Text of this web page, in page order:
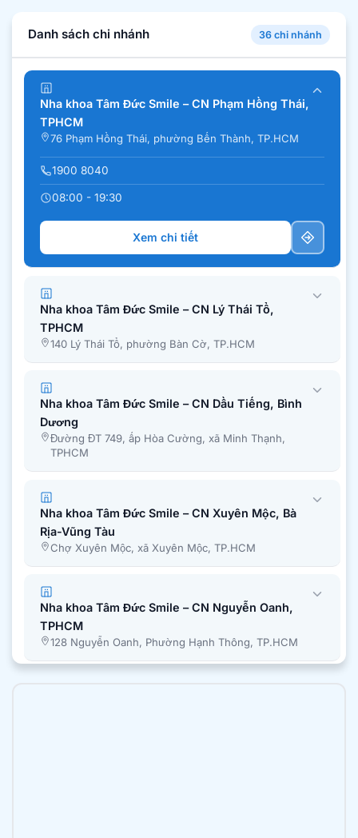
Danh sách chi nhánh 36 chi nhánh
Nha khoa Tâm Đức Smile – CN Phạm Hồng Thái,
TPHCM
76 Phạm Hồng Thái, phường Bến Thành, TP.HCM
1900 8040
08:00 - 19:30
Xem chi tiết
Nha khoa Tâm Đức Smile – CN Lý Thái Tổ,
TPHCM
140 Lý Thái Tổ, phường Bàn Cờ, TP.HCM
Nha khoa Tâm Đức Smile – CN Dầu Tiếng, Bình
Dương
Đường ĐT 749, ấp Hòa Cường, xã Minh Thạnh,
TPHCM
Nha khoa Tâm Đức Smile – CN Xuyên Mộc, Bà
Rịa-Vũng Tàu
Chợ Xuyên Mộc, xã Xuyên Mộc, TP.HCM
Nha khoa Tâm Đức Smile – CN Nguyễn Oanh,
TPHCM
128 Nguyễn Oanh, Phường Hạnh Thông, TP.HCM